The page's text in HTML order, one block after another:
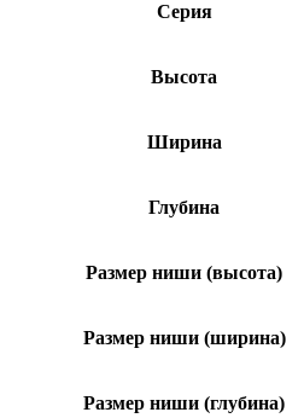
Серия
Высота
Ширина
Глубина
Размер ниши (высота)
Размер ниши (ширина)
Размер ниши (глубина)